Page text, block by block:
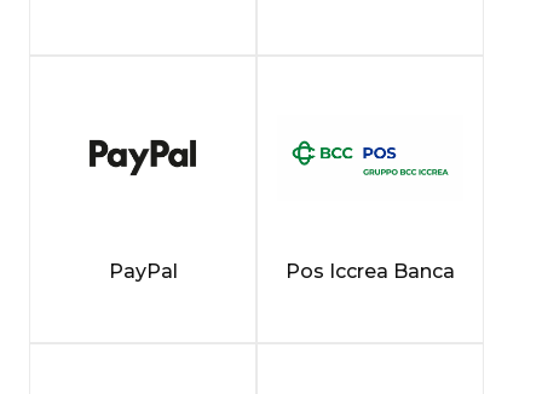
PayPal Pos Iccrea Banca